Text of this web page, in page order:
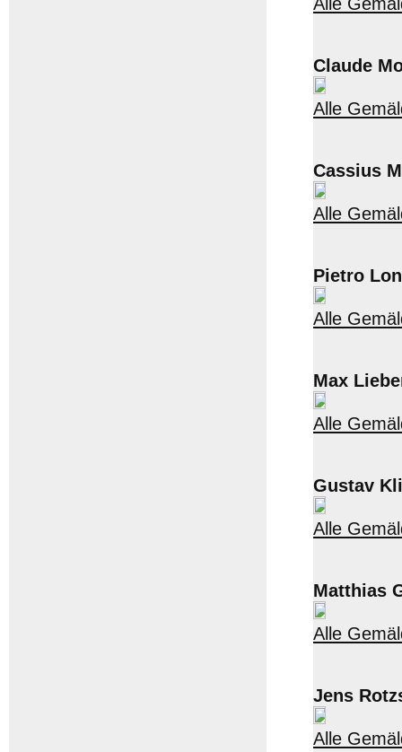
Claude
Alle
Cassius
Alle
Pietro
Alle
Max
Alle
Gustav
Alle
Matthias
Alle
Jens
Alle